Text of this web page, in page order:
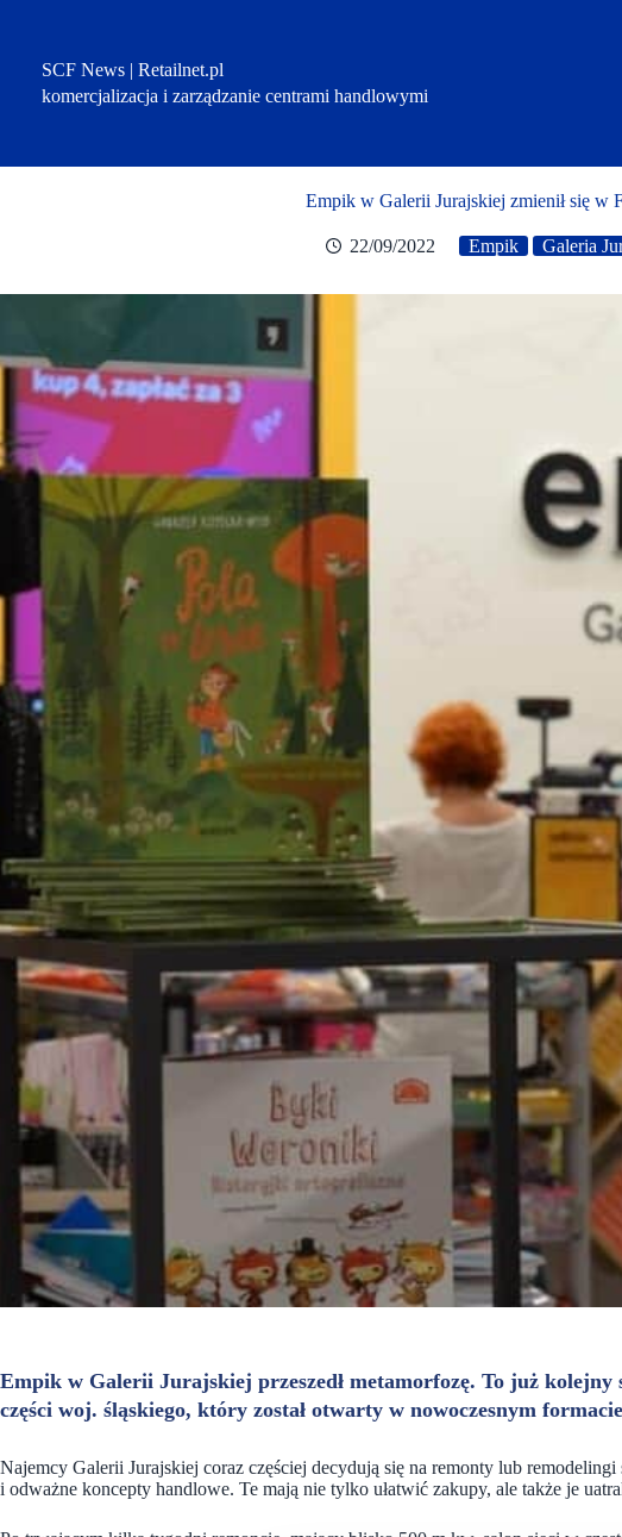
SCF News | Retailnet.pl
komercjalizacja i zarządzanie centrami handlowymi
Empik w Galerii Jurajskiej zmienił się w
22/09/2022 Empik Galeria
Empik w Galerii Jurajskiej przeszedł metamorfozę. To już kolejny
części woj. śląskiego, który został otwarty w nowoczesnym
Najemcy Galerii Jurajskiej coraz częściej decydują się na remonty lub
i odważne koncepty handlowe. Te mają nie tylko ułatwić zakupy, ale także je